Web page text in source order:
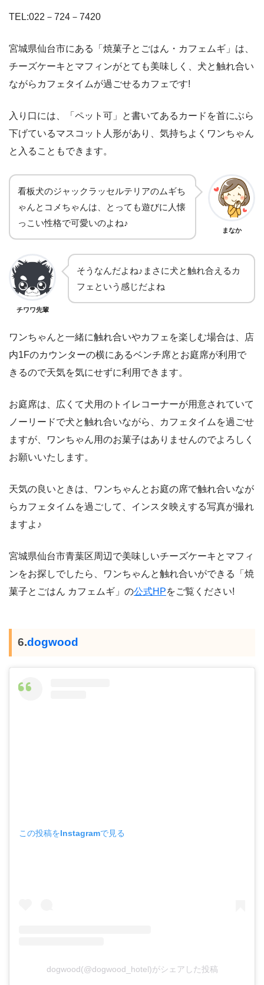
TEL:022－724－7420
宮城県仙台市にある「焼菓子とごはん・カフェムギ」は、
チーズケーキとマフィンがとても美味しく、犬と触れ合い
ながらカフェタイムが過ごせるカフェです!
入り口には、「ペット可」と書いてあるカードを首にぶら
下げているマスコット人形があり、気持ちよくワンちゃん
と入ることもできます。
看板犬のジャックラッセルテリアのムギち
ゃんとコメちゃんは、とっても遊びに人懐
っこい性格で可愛いのよね♪
まなか
チワワ先輩
そうなんだよね♪まさに犬と触れ合えるカ
フェという感じだよね
ワンちゃんと一緒に触れ合いやカフェを楽しむ場合は、店
内1Fのカウンターの横にあるベンチ席とお庭席が利用で
きるので天気を気にせずに利用できます。
お庭席は、広くて犬用のトイレコーナーが用意されていて
ノーリードで犬と触れ合いながら、カフェタイムを過ごせ
ますが、ワンちゃん用のお菓子はありませんのでよろしく
お願いいたします。
天気の良いときは、ワンちゃんとお庭の席で触れ合いなが
らカフェタイムを過ごして、インスタ映えする写真が撮れ
ますよ♪
宮城県仙台市青葉区周辺で美味しいチーズケーキとマフィ
ンをお探しでしたら、ワンちゃんと触れ合いができる「焼
菓子とごはん カフェムギ」の公式HPをご覧ください!
6.dogwood
この投稿をInstagramで見る
dogwood(@dogwood_hotel)がシェアした投稿